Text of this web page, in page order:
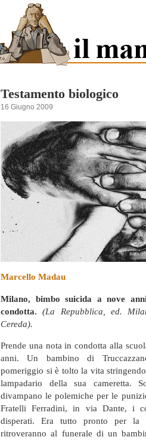
Testamento biologico
16 Giugno 2009
Marcello Madau
Milano, bimbo suicida a nove
condotta.(La Repubblica, ed.
Cereda).
Prende una nota in condotta alla
anni. Un bambino di
pomeriggio si è tolto la vita
lampadario della sua cameretta.
divampano le polemiche per le
Fratelli Ferradini, in via Dante, i
disperati. Era tutto pronto per
ritroveranno al funerale di un